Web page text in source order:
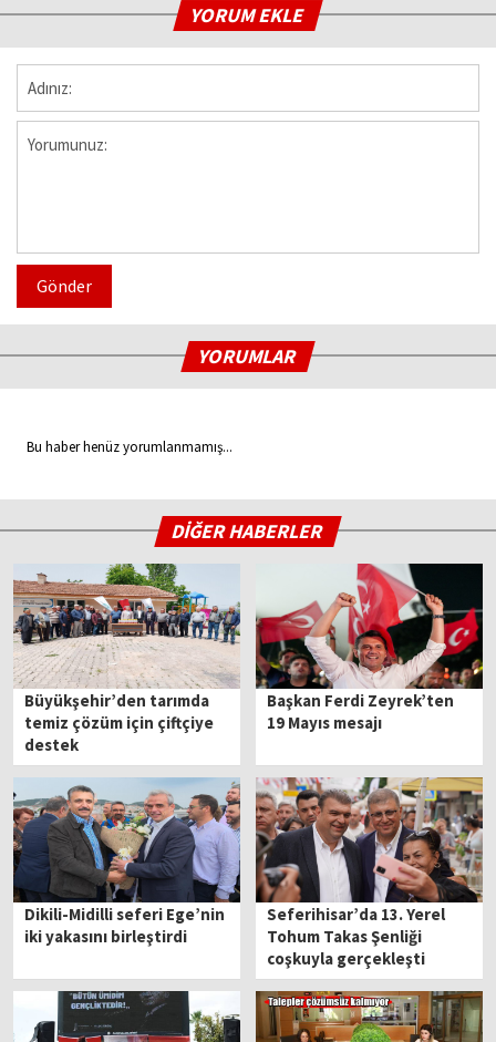
YORUM EKLE
Gönder
YORUMLAR
Bu haber henüz yorumlanmamış...
DİĞER HABERLER
Büyükşehir’den tarımda
temiz çözüm için çiftçiye
destek
Başkan Ferdi Zeyrek’ten
19 Mayıs mesajı
Dikili-Midilli seferi Ege’nin
iki yakasını birleştirdi
Seferihisar’da 13. Yerel
Tohum Takas Şenliği
coşkuyla gerçekleşti